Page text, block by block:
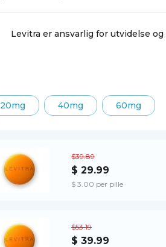
Levitra er ansvarlig for utvidelse
20mg 40mg 60mg
$39.89
$ 29.99
$ 3.00 per pille
$53.19
$ 39.99